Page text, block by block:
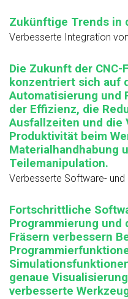
Zukünftige Trends in
Verbesserte Integration
Die Zukunft der
konzentriert sich auf
Automatisierung und
der Effizienz, die
Ausfallzeiten und die
Produktivität beim
Materialhandhabung
Teilemanipulation.
Verbesserte Software-
Fortschrittliche
Programmierung und
Fräsern verbessern
genaue
verbesserte